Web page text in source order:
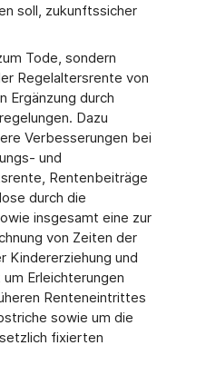
soll, zukunftssicher
Tode, sondern
Regelaltersrente von
Ergänzung durch
Dazu
Verbesserungen bei
und
Rentenbeiträge
durch die
insgesamt eine zur
von Zeiten der
Kindererziehung und
Erleichterungen
Renteneintrittes
sowie um die
fixierten